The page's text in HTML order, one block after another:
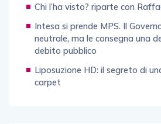
Chi l’ha visto? riparte con
Intesa si prende MPS. Il
neutrale, ma le consegna una
debito pubblico
Liposuzione HD: il segreto di
carpet